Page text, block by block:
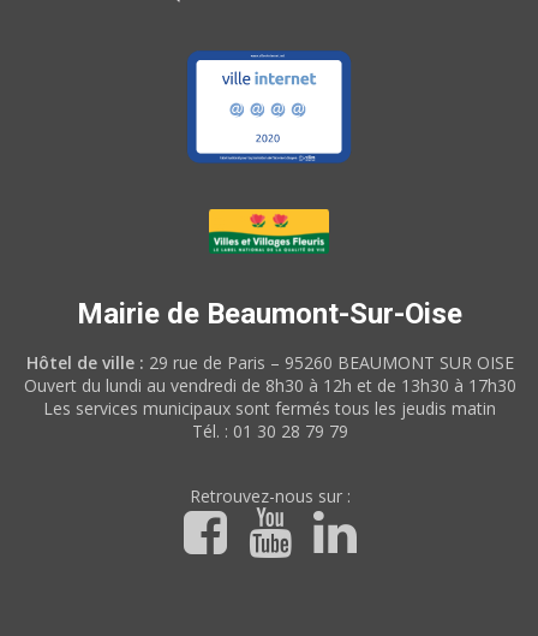
Mairie de Beaumont-Sur-Oise
Hôtel de ville : 29 rue de Paris – 95260 BEAUMONT SUR OISE
Ouvert du lundi au vendredi de 8h30 à 12h et de 13h30 à 17h30
Les services municipaux sont fermés tous les jeudis matin
Tél. : 01 30 28 79 79
Retrouvez-nous sur :